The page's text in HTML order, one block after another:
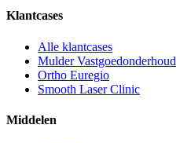
Klantcases
Alle klantcases
Mulder Vastgoedonderhoud
Ortho Euregio
Smooth Laser Clinic
Middelen